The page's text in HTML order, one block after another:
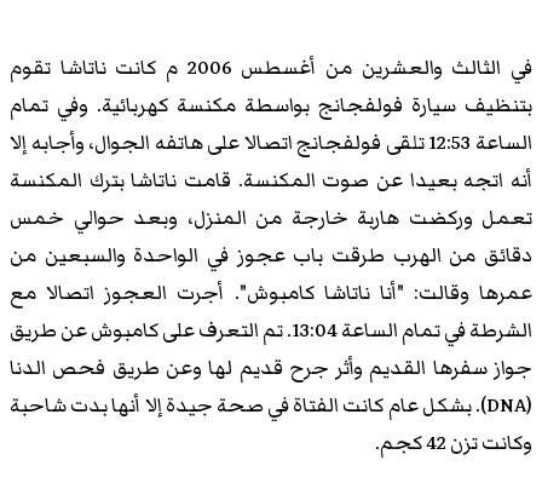
في الثالث والعشرين من أغسطس 2006 م كانت ناتاشا تقوم
بتنظيف سيارة فولفجانج بواسطة مكنسة كهربائية. وفي تمام
الساعة 12:53 تلقى فولفجانج اتصالا على هاتفه الجوال، وأجابه إلا
أنه اتجه بعيدا عن صوت المكنسة. قامت ناتاشا بترك المكنسة
تعمل وركضت هاربة خارجة من المنزل، وبعد حوالي خمس
دقائق من الهرب طرقت باب عجوز في الواحدة والسبعين من
عمرها وقالت: "أنا ناتاشا كامبوش". أجرت العجوز اتصالا مع
الشرطة في تمام الساعة 13:04. تم التعرف على كامبوش عن طريق
جواز سفرها القديم وأثر جرح قديم لها وعن طريق فحص الدنا
(DNA). بشكل عام كانت الفتاة في صحة جيدة إلا أنها بدت شاحبة
وكانت تزن 42 كجم.